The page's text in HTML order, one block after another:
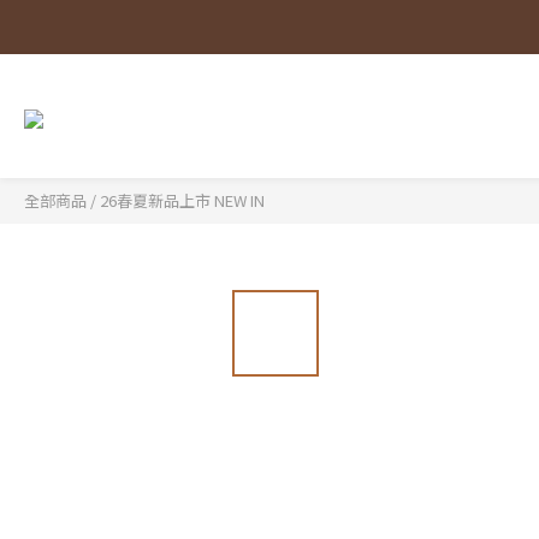
全部商品 / 26春夏新品上市 NEW IN